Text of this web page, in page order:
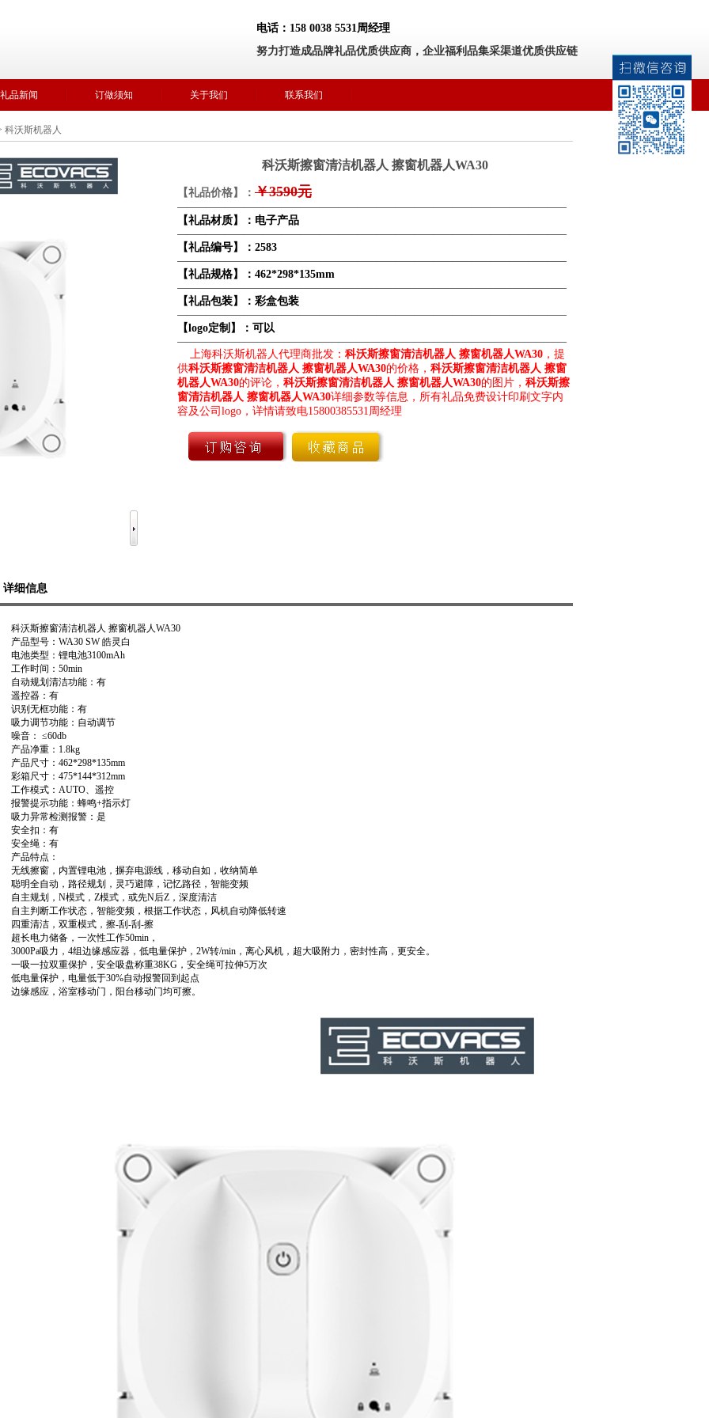
电话：158 0038 5531周经理
努力打造成品牌礼品优质供应商，企业福利品集采渠道优质供应链
礼品新闻 订做须知 关于我们 联系我们
科沃斯机器人
科沃斯擦窗清洁机器人 擦窗机器人WA30
【礼品价格】： ￥3590元
—————————————————————————————————————————
【礼品材质】：电子产品
—————————————————————————————————————————
【礼品编号】：2583
—————————————————————————————————————————
【礼品规格】：462*298*135mm
—————————————————————————————————————————
【礼品包装】：彩盒包装
—————————————————————————————————————————
【logo定制】：可以
—————————————————————————————————————————
上海科沃斯机器人代理商批发： 科沃斯擦窗清洁机器人 擦窗机器人WA30 ，提
供科沃斯擦窗清洁机器人 擦窗机器人WA30的价格， 科沃斯擦窗清洁机器人 擦窗
机器人WA30的评论， 科沃斯擦窗清洁机器人 擦窗机器人WA30的图片， 科沃斯擦
窗清洁机器人 擦窗机器人WA30详细参数等信息，所有礼品免费设计印刷文字内
容及公司logo，详情请致电15800385531周经理
详细信息
科沃斯擦窗清洁机器人 擦窗机器人WA30
产品型号：WA30 SW 皓灵白
电池类型：锂电池3100mAh
工作时间：50min
自动规划清洁功能：有
遥控器：有
识别无框功能：有
吸力调节功能：自动调节
噪音： ≤60db
产品净重：1.8kg
产品尺寸：462*298*135mm
彩箱尺寸：475*144*312mm
工作模式：AUTO、遥控
报警提示功能：蜂鸣+指示灯
吸力异常检测报警：是
安全扣：有
安全绳：有
产品特点：
无线擦窗，内置锂电池，摒弃电源线，移动自如，收纳简单
聪明全自动，路径规划，灵巧避障，记忆路径，智能变频
自主规划，N模式，Z模式，或先N后Z，深度清洁
自主判断工作状态，智能变频，根据工作状态，风机自动降低转速
四重清洁，双重模式，擦-刮-刮-擦
超长电力储备，一次性工作50min，
3000Pa吸力，4组边缘感应器，低电量保护，2W转/min，离心风机，超大吸附力，密封性高，更安全。
一吸一拉双重保护，安全吸盘称重38KG，安全绳可拉伸5万次
低电量保护，电量低于30%自动报警回到起点
边缘感应，浴室移动门，阳台移动门均可擦。